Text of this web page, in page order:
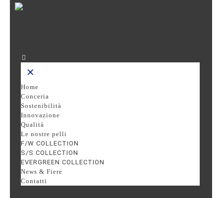
✕
Home
Conceria
Sostenibilità
Innovazione
Qualità
Le nostre pelli
F/W COLLECTION
S/S COLLECTION
EVERGREEN COLLECTION
News & Fiere
Contatti